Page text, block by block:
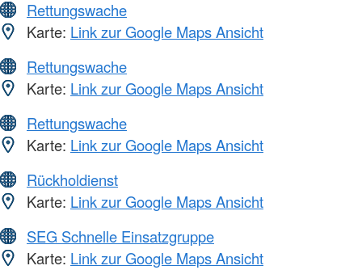
Rettungswache
Karte: Link zur Google Maps Ansicht
Rettungswache
Karte: Link zur Google Maps Ansicht
Rettungswache
Karte: Link zur Google Maps Ansicht
Rückholdienst
Karte: Link zur Google Maps Ansicht
SEG Schnelle Einsatzgruppe
Karte: Link zur Google Maps Ansicht